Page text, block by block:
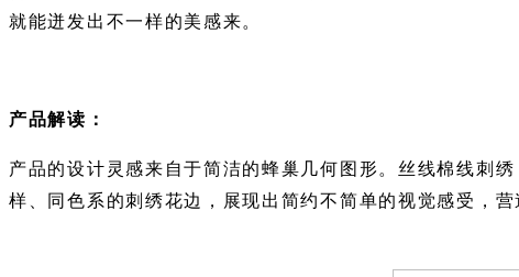
就能迸发出不一样的美感来。
产品解读：
产品的设计灵感来自于简洁的蜂巢几何图形。丝线棉线刺
样、同色系的刺绣花边，展现出简约不简单的视觉感受，